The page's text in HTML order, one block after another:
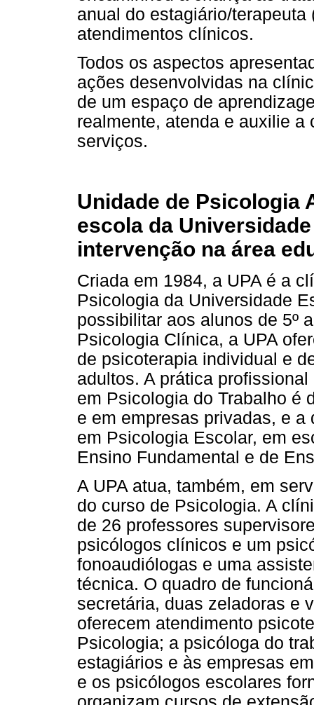
anual do estagiário/
atendimentos clínicos.
Todos os aspectos
ações desenvolvidas na
de um espaço de
realmente, atenda e auxilie
serviços.
Unidade de Psicologia
escola da
intervenção na área
Criada em 1984, a UPA é a
Psicologia da Universidade
possibilitar aos alunos de 5º
Psicologia Clínica, a UPA
de psicoterapia individual e
adultos. A prática
em Psicologia do Trabalho é
e em empresas privadas, e
em Psicologia Escolar, em
Ensino Fundamental e de
A UPA atua, também, em
do curso de Psicologia. A
de 26 professores
psicólogos clínicos e um
fonoaudiólogas e uma
técnica. O quadro de
secretária, duas zeladoras e
oferecem atendimento
Psicologia; a psicóloga do
estagiários e às empresas
e os psicólogos escolares